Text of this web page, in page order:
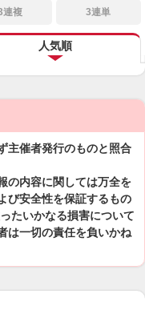
連複 3連単
人気順
主催者発行のものと照合
の内容に関しては万全を
び安全性を保証するもの
たいかなる損害について
は一切の責任を負いかね